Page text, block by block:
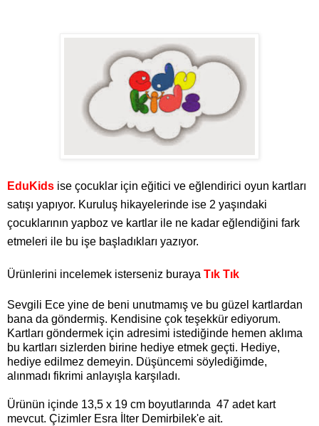
EduKids ise çocuklar için eğitici ve eğlendirici oyun kartları
satışı yapıyor. Kuruluş hikayelerinde ise 2 yaşındaki
çocuklarının yapboz ve kartlar ile ne kadar eğlendiğini fark
etmeleri ile bu işe başladıkları yazıyor.
Ürünlerini incelemek isterseniz buraya Tık Tık
Sevgili Ece yine de beni unutmamış ve bu güzel kartlardan
bana da göndermiş. Kendisine çok teşekkür ediyorum.
Kartları göndermek için adresimi istediğinde hemen aklıma
bu kartları sizlerden birine hediye etmek geçti. Hediye,
hediye edilmez demeyin. Düşüncemi söylediğimde,
alınmadı fikrimi anlayışla karşıladı.
Ürünün içinde 13,5 x 19 cm boyutlarında 47 adet kart
mevcut. Çizimler Esra İlter Demirbilek'e ait.